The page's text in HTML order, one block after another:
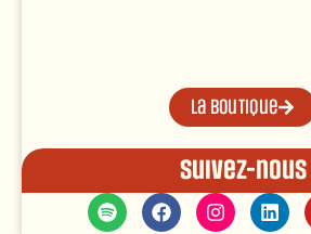
La boutique
Suivez-nous